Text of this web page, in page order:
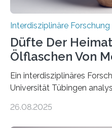
Interdisziplinäre Forschung
Düfte Der
Ölflaschen Von
Ein interdisziplinäres
Universität Tübingen
aus der phönizischen
26.08.2025